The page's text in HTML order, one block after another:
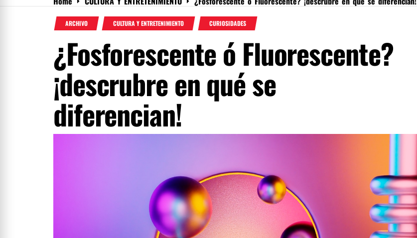
Menu
ARCHIVO CULTURA Y ENTRETENIMIENTO CURIOSIDADES
¿Fosforescente ó Fluorescente?
¡descrubre en qué se
diferencian!